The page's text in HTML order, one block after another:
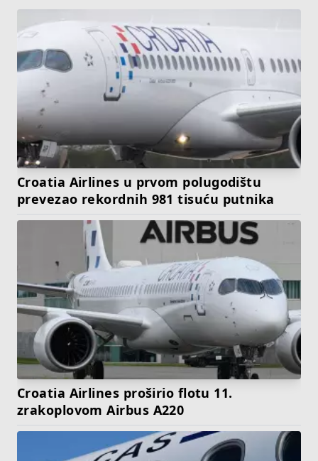
Croatia Airlines u prvom polugodištu
prevezao rekordnih 981 tisuću putnika
Croatia Airlines proširio flotu 11.
zrakoplovom Airbus A220